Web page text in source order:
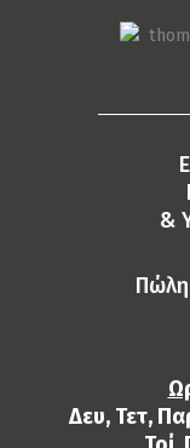
&
Δευ, Τετ,